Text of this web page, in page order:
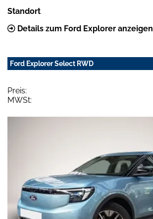
Standort
Details zum Ford Explorer anzeigen
Ford Explorer Select RWD
Preis:
MWSt: